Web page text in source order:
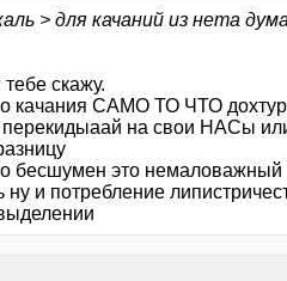
> для качаний из нета
скажу.
САМО ТО ЧТО дохтур
на свои НАСы
это немаловажный
ну и потребление